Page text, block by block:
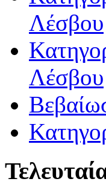
Λέσβου
Λέσβου